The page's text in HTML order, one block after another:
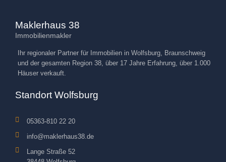
Maklerhaus 38
Immobilienmakler
Ihr regionaler Partner für Immobilien in Wolfsburg, Braunschweig
und der gesamten Region 38, über 17 Jahre Erfahrung, über 1.000
Häuser verkauft.
Standort Wolfsburg
05363-810 22 20
info@maklerhaus38.de
Lange Straße 52